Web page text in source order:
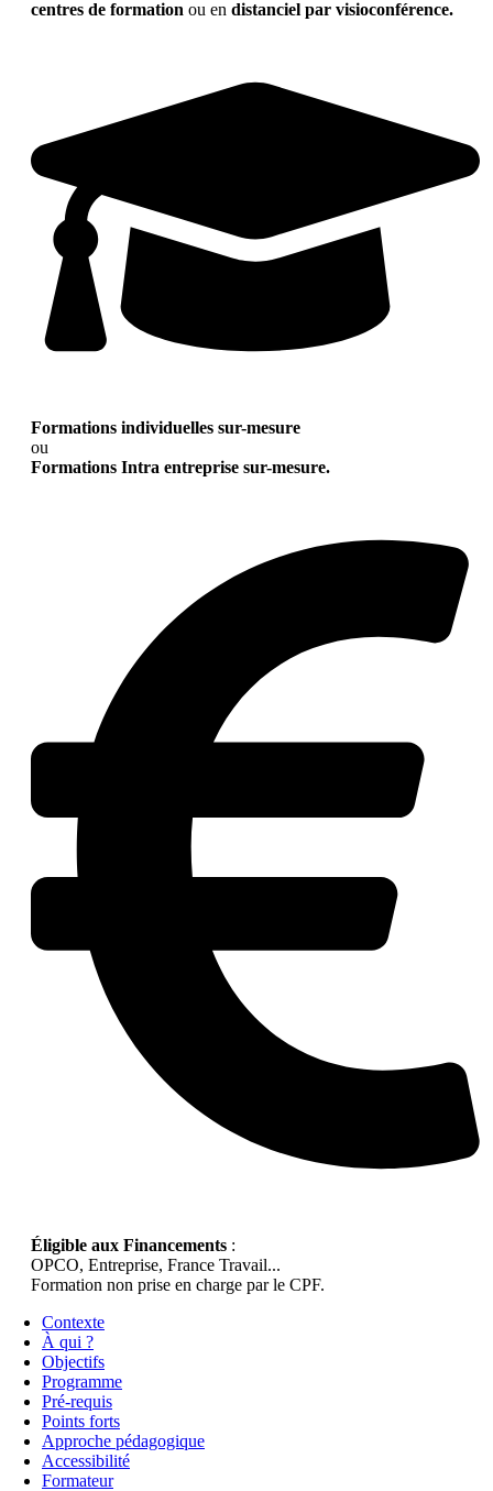
centres de formation ou en distanciel par visioconférence.
Formations individuelles sur-mesure
ou
Formations Intra entreprise sur-mesure.
Éligible aux Financements :
OPCO, Entreprise, France Travail...
Formation non prise en charge par le CPF.
Contexte
À qui ?
Objectifs
Programme
Pré-requis
Points forts
Approche pédagogique
Accessibilité
Formateur